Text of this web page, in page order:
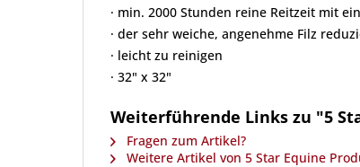
· min. 2000 Stunden reine Reitzeit mit
· der sehr weiche, angenehme Filz
· leicht zu reinigen
· 32" x 32"
Weiterführende Links zu "5
Fragen zum Artikel?
Weitere Artikel von 5 Star Equine